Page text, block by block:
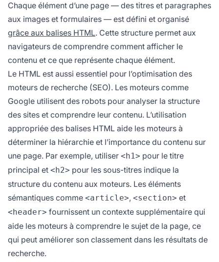
Chaque élément d’une page — des titres et paragraphes
aux images et formulaires — est défini et organisé
grâce aux balises HTML. Cette structure permet aux
navigateurs de comprendre comment afficher le
contenu et ce que représente chaque élément.
Le HTML est aussi essentiel pour l’optimisation des
moteurs de recherche (SEO). Les moteurs comme
Google utilisent des robots pour analyser la structure
des sites et comprendre leur contenu. L’utilisation
appropriée des balises HTML aide les moteurs à
déterminer la hiérarchie et l’importance du contenu sur
une page. Par exemple, utiliser <h1> pour le titre
principal et <h2> pour les sous-titres indique la
structure du contenu aux moteurs. Les éléments
sémantiques comme <article>, <section> et
<header> fournissent un contexte supplémentaire qui
aide les moteurs à comprendre le sujet de la page, ce
qui peut améliorer son classement dans les résultats de
recherche.